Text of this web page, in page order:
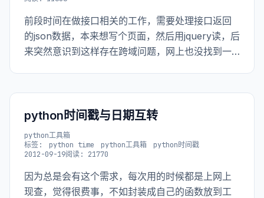
前段时间在做接口相关的工作，需要处理接口返回
的json数据，本来想写个页面，然后用jquery读，后
来突然意识到这样存在跨域问题，网上也没找到一
python时间戳与日期互转
python工具箱
标签:
python time python工具箱
python时间戳
2012-09-19阅读: 21770
因为总是会有这个需求，每次用的时候都是上网上
现查，觉得很费事，不如封装成自己的函数放到工